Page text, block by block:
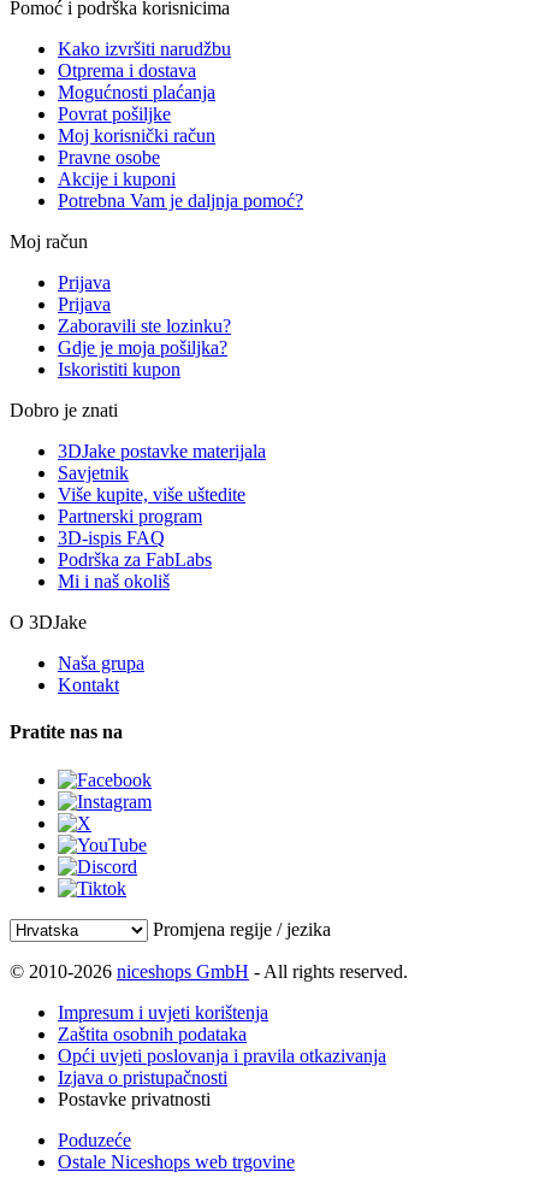
Pomoć i podrška korisnicima
Kako izvršiti narudžbu
Otprema i dostava
Mogućnosti plaćanja
Povrat pošiljke
Moj korisnički račun
Pravne osobe
Akcije i kuponi
Potrebna Vam je daljnja pomoć?
Moj račun
Prijava
Prijava
Zaboravili ste lozinku?
Gdje je moja pošiljka?
Iskoristiti kupon
Dobro je znati
3DJake postavke materijala
Savjetnik
Više kupite, više uštedite
Partnerski program
3D-ispis FAQ
Podrška za FabLabs
Mi i naš okoliš
O 3DJake
Naša grupa
Kontakt
Pratite nas na
Promjena regije / jezika
© 2010-2026 niceshops GmbH - All rights reserved.
Impresum i uvjeti korištenja
Zaštita osobnih podataka
Opći uvjeti poslovanja i pravila otkazivanja
Izjava o pristupačnosti
Postavke privatnosti
Poduzeće
Ostale Niceshops web trgovine